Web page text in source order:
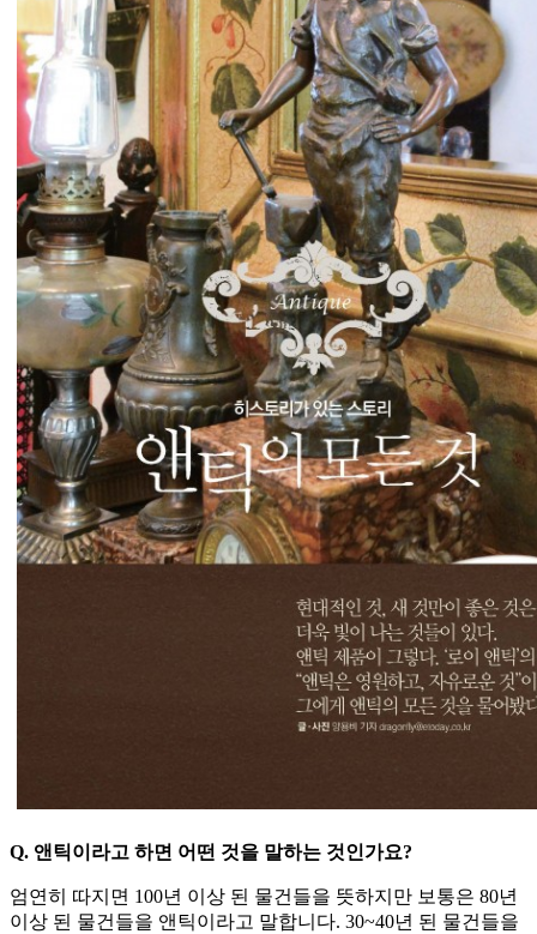
Q. 앤틱이라고 하면 어떤 것을 말하는 것인가요?
엄연히 따지면 100년 이상 된 물건들을 뜻하지만 보통은 80년
이상 된 물건들을 앤틱이라고 말합니다. 30~40년 된 물건들을